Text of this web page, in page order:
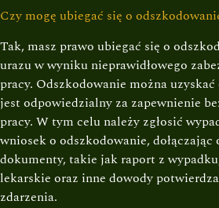
Czy mogę ubiegać się o
Tak, masz prawo ubiegać się o
urazu w wyniku nieprawidłowego
pracy. Odszkodowanie można
jest odpowiedzialny za zapewnienie
pracy. W tym celu należy zgłosić
wniosek o odszkodowanie, dołączając
dokumenty, takie jak raport z
lekarskie oraz inne dowody
zdarzenia.